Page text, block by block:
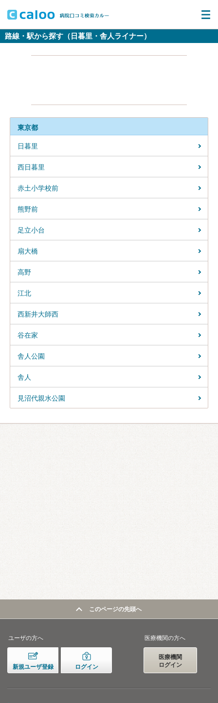
路線・駅から探す（日暮里・舎人ライナー）
東京都
日暮里
西日暮里
赤土小学校前
熊野前
足立小台
扇大橋
高野
江北
西新井大師西
谷在家
舎人公園
舎人
見沼代親水公園
このページの先頭へ
ユーザの方へ
新規ユーザ登録 ログイン
医療機関の方へ
医療機関
ログイン